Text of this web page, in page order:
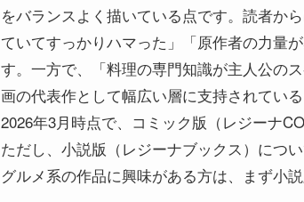
をバランスよく描いている点です。読者か
ていてすっかりハマった」「原作者の力量
す。一方で、「料理の専門知識が主人公の
画の代表作として幅広い層に支持されている
2026年3月時点で、コミック版（レジーナ
ただし、小説版（レジーナブックス）につ
グルメ系の作品に興味がある方は、まず小